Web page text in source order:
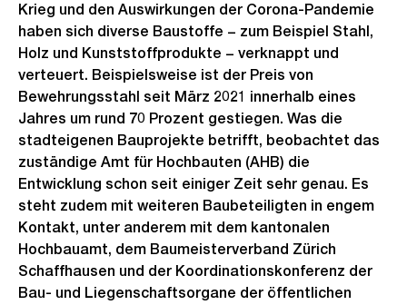
Krieg und den Auswirkungen der Corona-Pandemie
haben sich diverse Baustoffe − zum Beispiel Stahl,
Holz und Kunststoffprodukte − verknappt und
verteuert. Beispielsweise ist der Preis von
Bewehrungsstahl seit März 2021 innerhalb eines
Jahres um rund 70 Prozent gestiegen. Was die
stadteigenen Bauprojekte betrifft, beobachtet das
zuständige Amt für Hochbauten (AHB) die
Entwicklung schon seit einiger Zeit sehr genau. Es
steht zudem mit weiteren Baubeteiligten in engem
Kontakt, unter anderem mit dem kantonalen
Hochbauamt, dem Baumeisterverband Zürich
Schaffhausen und der Koordinationskonferenz der
Bau- und Liegenschaftsorgane der öffentlichen